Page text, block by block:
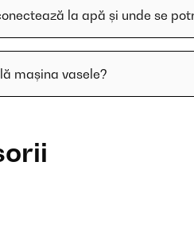
la apă și unde se
mașina vasele?